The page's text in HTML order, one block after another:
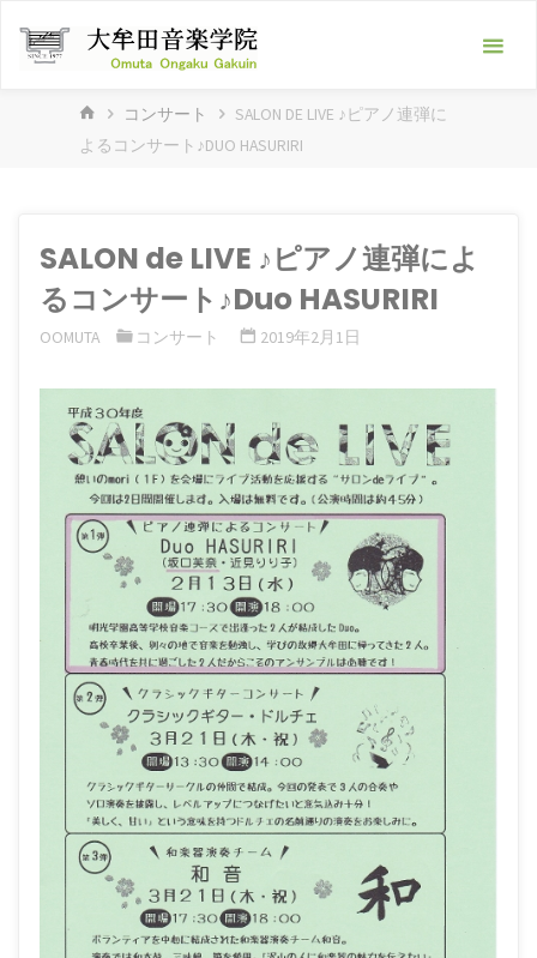
音
-ピ
ア
ノ
室･
フ
ル
ー
ト･
ギ
タ
ー
(福
岡
県
大
牟
田
市)
HOMEコンサート
SALON DE LIVE ♪ピアノ連弾に
よるコンサート♪DUO HASURIRI
SALON de LIVE ♪ピアノ連弾によ
るコンサート♪Duo HASURIRI
OOMUTA コンサート 2019年2月1日